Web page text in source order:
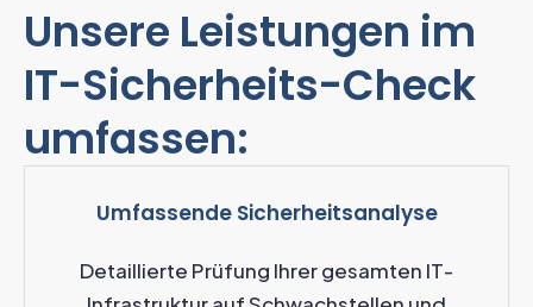
Unsere Leistungen im
IT-Sicherheits-Check
umfassen:
Umfassende Sicherheitsanalyse
Detaillierte Prüfung Ihrer gesamten IT-